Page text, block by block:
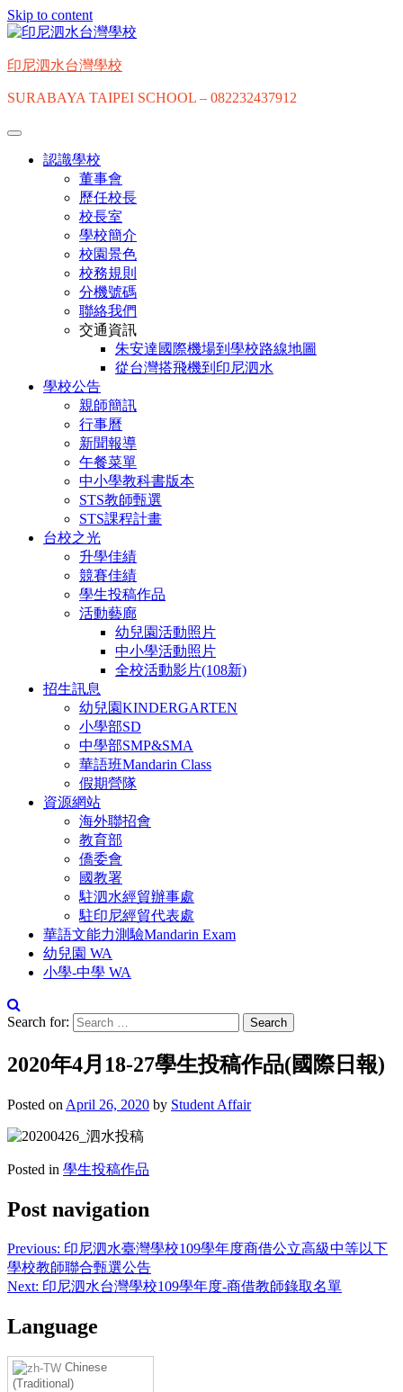
Skip to content
印尼泗水台灣學校
SURABAYA TAIPEI SCHOOL – 082232437912
認識學校
董事會
歷任校長
校長室
學校簡介
校園景色
校務規則
分機號碼
聯絡我們
交通資訊
朱安達國際機場到學校路線地圖
從台灣搭飛機到印尼泗水
學校公告
親師簡訊
行事曆
新聞報導
午餐菜單
中小學教科書版本
STS教師甄選
STS課程計畫
台校之光
升學佳績
競賽佳績
學生投稿作品
活動藝廊
幼兒園活動照片
中小學活動照片
全校活動影片(108新)
招生訊息
幼兒園KINDERGARTEN
小學部SD
中學部SMP&SMA
華語班Mandarin Class
假期營隊
資源網站
海外聯招會
教育部
僑委會
國教署
駐泗水經貿辦事處
駐印尼經貿代表處
華語文能力測驗Mandarin Exam
幼兒園 WA
小學-中學 WA
Search for:
2020年4月18-27學生投稿作品(國際日報)
Posted on April 26, 2020 by Student Affair
Posted in 學生投稿作品
Post navigation
Previous: 印尼泗水臺灣學校109學年度商借公立高級中等以下
學校教師聯合甄選公告
Next: 印尼泗水台灣學校109學年度-商借教師錄取名單
Language
Chinese
(Traditional)